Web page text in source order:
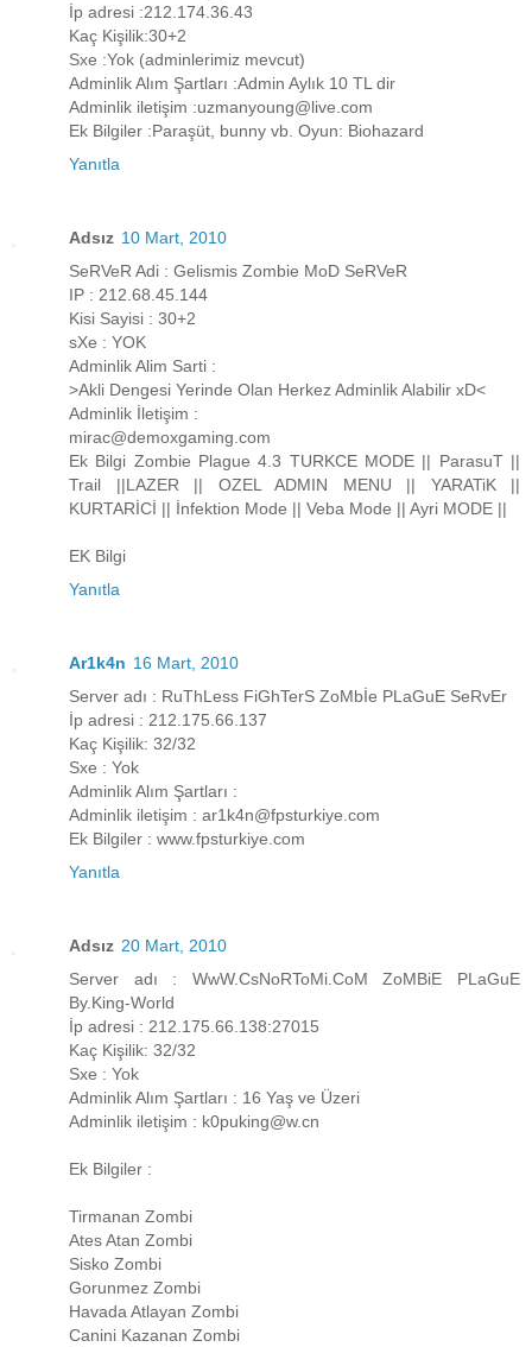
İp adresi :212.174.36.43
Kaç Kişilik:30+2
Sxe :Yok (adminlerimiz mevcut)
Adminlik Alım Şartları :Admin Aylık 10 TL dir
Adminlik iletişim :uzmanyoung@live.com
Ek Bilgiler :Paraşüt, bunny vb. Oyun: Biohazard
Yanıtla
Adsız 10 Mart, 2010
SeRVeR Adi : Gelismis Zombie MoD SeRVeR
IP : 212.68.45.144
Kisi Sayisi : 30+2
sXe : YOK
Adminlik Alim Sarti :
>Akli Dengesi Yerinde Olan Herkez Adminlik Alabilir xD<
Adminlik İletişim :
mirac@demoxgaming.com
Ek Bilgi Zombie Plague 4.3 TURKCE MODE || ParasuT ||
Trail ||LAZER || OZEL ADMIN MENU || YARATiK ||
KURTARİCİ || İnfektion Mode || Veba Mode || Ayri MODE ||
EK Bilgi
Yanıtla
Ar1k4n 16 Mart, 2010
Server adı : RuThLess FiGhTerS ZoMbİe PLaGuE SeRvEr
İp adresi : 212.175.66.137
Kaç Kişilik: 32/32
Sxe : Yok
Adminlik Alım Şartları :
Adminlik iletişim : ar1k4n@fpsturkiye.com
Ek Bilgiler : www.fpsturkiye.com
Yanıtla
Adsız 20 Mart, 2010
Server adı : WwW.CsNoRToMi.CoM ZoMBiE PLaGuE
By.King-World
İp adresi : 212.175.66.138:27015
Kaç Kişilik: 32/32
Sxe : Yok
Adminlik Alım Şartları : 16 Yaş ve Üzeri
Adminlik iletişim : k0puking@w.cn
Ek Bilgiler :
Tirmanan Zombi
Ates Atan Zombi
Sisko Zombi
Gorunmez Zombi
Havada Atlayan Zombi
Canini Kazanan Zombi